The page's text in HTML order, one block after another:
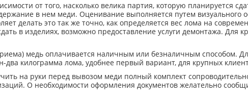
от того, насколько велика партия, которую планируется
в нем меди. Оценивание выполняется путем визуального
делать это так же точно, как определяется вес лома на
в изделиях, возможно предоставление услуги демонтажа. Для
медь оплачивается наличным или безналичным способом.
два килограмма лома, удобнее первый вариант, для крупных
на руки перед вывозом меди полный комплект
О необходимости оформления документов желательно